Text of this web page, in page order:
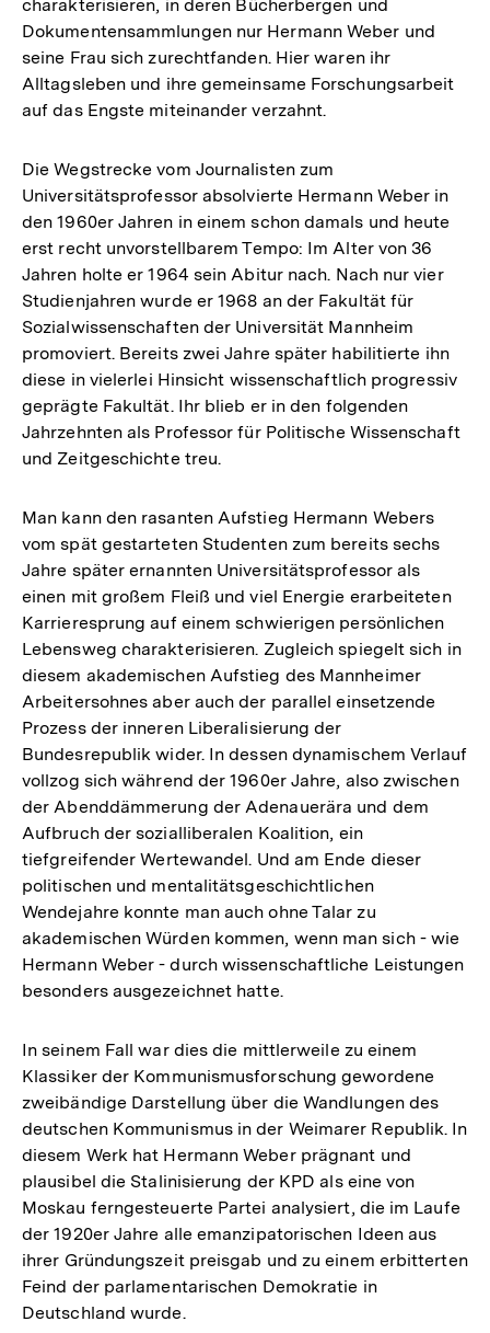
charakterisieren, in deren Bücherbergen und
Dokumentensammlungen nur Hermann Weber und
seine Frau sich zurechtfanden. Hier waren ihr
Alltagsleben und ihre gemeinsame Forschungsarbeit
auf das Engste miteinander verzahnt.
Die Wegstrecke vom Journalisten zum
Universitätsprofessor absolvierte Hermann Weber in
den 1960er Jahren in einem schon damals und heute
erst recht unvorstellbarem Tempo: Im Alter von 36
Jahren holte er 1964 sein Abitur nach. Nach nur vier
Studienjahren wurde er 1968 an der Fakultät für
Sozialwissenschaften der Universität Mannheim
promoviert. Bereits zwei Jahre später habilitierte ihn
diese in vielerlei Hinsicht wissenschaftlich progressiv
geprägte Fakultät. Ihr blieb er in den folgenden
Jahrzehnten als Professor für Politische Wissenschaft
und Zeitgeschichte treu.
Man kann den rasanten Aufstieg Hermann Webers
vom spät gestarteten Studenten zum bereits sechs
Jahre später ernannten Universitätsprofessor als
einen mit großem Fleiß und viel Energie erarbeiteten
Karrieresprung auf einem schwierigen persönlichen
Lebensweg charakterisieren. Zugleich spiegelt sich in
diesem akademischen Aufstieg des Mannheimer
Arbeitersohnes aber auch der parallel einsetzende
Prozess der inneren Liberalisierung der
Bundesrepublik wider. In dessen dynamischem Verlauf
vollzog sich während der 1960er Jahre, also zwischen
der Abenddämmerung der Adenauerära und dem
Aufbruch der sozialliberalen Koalition, ein
tiefgreifender Wertewandel. Und am Ende dieser
politischen und mentalitätsgeschichtlichen
Wendejahre konnte man auch ohne Talar zu
akademischen Würden kommen, wenn man sich - wie
Hermann Weber - durch wissenschaftliche Leistungen
besonders ausgezeichnet hatte.
In seinem Fall war dies die mittlerweile zu einem
Klassiker der Kommunismusforschung gewordene
zweibändige Darstellung über die Wandlungen des
deutschen Kommunismus in der Weimarer Republik. In
diesem Werk hat Hermann Weber prägnant und
plausibel die Stalinisierung der KPD als eine von
Moskau ferngesteuerte Partei analysiert, die im Laufe
der 1920er Jahre alle emanzipatorischen Ideen aus
ihrer Gründungszeit preisgab und zu einem erbitterten
Feind der parlamentarischen Demokratie in
Deutschland wurde.